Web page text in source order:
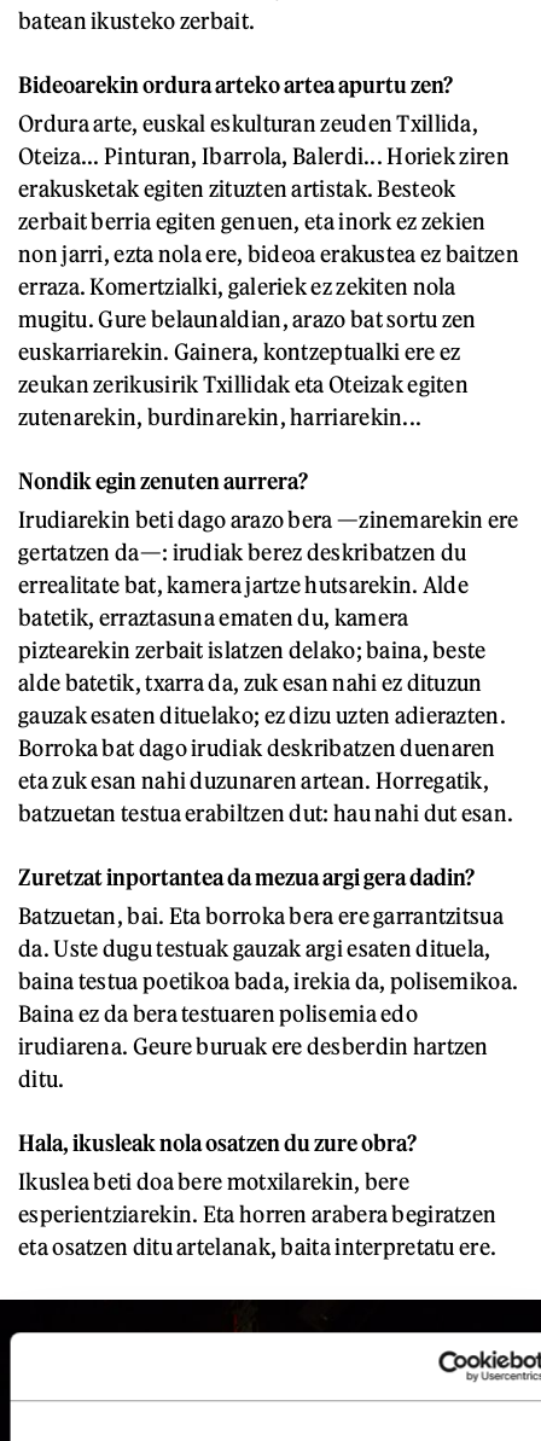
batean ikusteko zerbait.
Bideoarekin ordura arteko artea apurtu zen?
Ordura arte, euskal eskulturan zeuden Txillida,
Oteiza... Pinturan, Ibarrola, Balerdi... Horiek ziren
erakusketak egiten zituzten artistak. Besteok
zerbait berria egiten genuen, eta inork ez zekien
non jarri, ezta nola ere, bideoa erakustea ez baitzen
erraza. Komertzialki, galeriek ez zekiten nola
mugitu. Gure belaunaldian, arazo bat sortu zen
euskarriarekin. Gainera, kontzeptualki ere ez
zeukan zerikusirik Txillidak eta Oteizak egiten
zutenarekin, burdinarekin, harriarekin...
Nondik egin zenuten aurrera?
Irudiarekin beti dago arazo bera —zinemarekin ere
gertatzen da—: irudiak berez deskribatzen du
errealitate bat, kamera jartze hutsarekin. Alde
batetik, erraztasuna ematen du, kamera
piztearekin zerbait islatzen delako; baina, beste
alde batetik, txarra da, zuk esan nahi ez dituzun
gauzak esaten dituelako; ez dizu uzten adierazten.
Borroka bat dago irudiak deskribatzen duenaren
eta zuk esan nahi duzunaren artean. Horregatik,
batzuetan testua erabiltzen dut: hau nahi dut esan.
Zuretzat inportantea da mezua argi gera dadin?
Batzuetan, bai. Eta borroka bera ere garrantzitsua
da. Uste dugu testuak gauzak argi esaten dituela,
baina testua poetikoa bada, irekia da, polisemikoa.
Baina ez da bera testuaren polisemia edo
irudiarena. Geure buruak ere desberdin hartzen
ditu.
Hala, ikusleak nola osatzen du zure obra?
Ikuslea beti doa bere motxilarekin, bere
esperientziarekin. Eta horren arabera begiratzen
eta osatzen ditu artelanak, baita interpretatu ere.